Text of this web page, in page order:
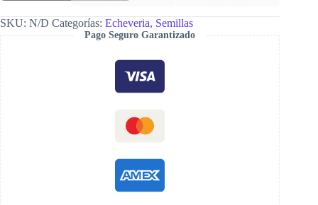
SKU: N/D Categorías: Echeveria, Semillas
Pago Seguro Garantizado